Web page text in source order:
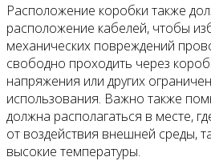
Расположение коробки также
расположение кабелей, чтобы
механических повреждений
свободно проходить через
напряжения или других
использования. Важно также
должна располагаться в месте,
от воздействия внешней среды,
высокие температуры.